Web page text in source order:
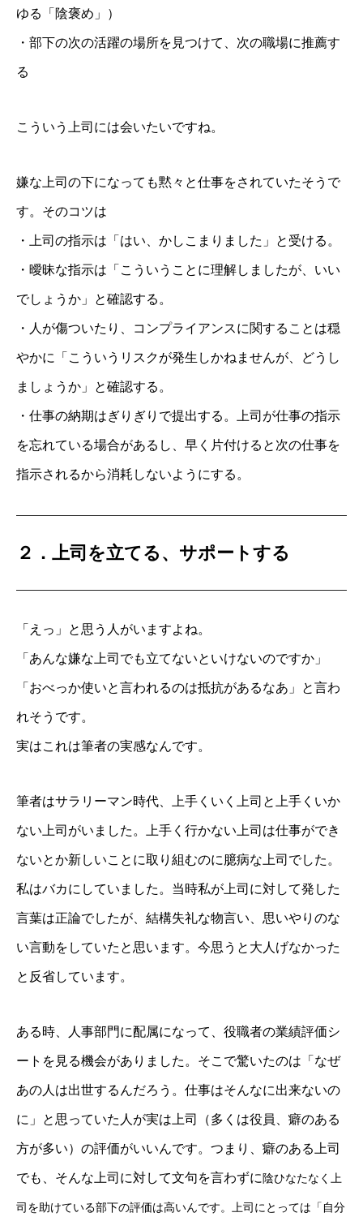
ゆる「陰褒め」）
・部下の次の活躍の場所を見つけて、次の職場に推薦す
る
こういう上司には会いたいですね。
嫌な上司の下になっても黙々と仕事をされていたそうで
す。そのコツは
・上司の指示は「はい、かしこまりました」と受ける。
・曖昧な指示は「こういうことに理解しましたが、いい
でしょうか」と確認する。
・人が傷ついたり、コンプライアンスに関することは穏
やかに「こういうリスクが発生しかねませんが、どうし
ましょうか」と確認する。
・仕事の納期はぎりぎりで提出する。上司が仕事の指示
を忘れている場合があるし、早く片付けると次の仕事を
指示されるから消耗しないようにする。
２．上司を立てる、サポートする
「えっ」と思う人がいますよね。
「あんな嫌な上司でも立てないといけないのですか」
「おべっか使いと言われるのは抵抗があるなあ」と言わ
れそうです。
実はこれは筆者の実感なんです。
筆者はサラリーマン時代、上手くいく上司と上手くいか
ない上司がいました。上手く行かない上司は仕事ができ
ないとか新しいことに取り組むのに臆病な上司でした。
私はバカにしていました。当時私が上司に対して発した
言葉は正論でしたが、結構失礼な物言い、思いやりのな
い言動をしていたと思います。今思うと大人げなかった
と反省しています。
ある時、人事部門に配属になって、役職者の業績評価シ
ートを見る機会がありました。そこで驚いたのは「なぜ
あの人は出世するんだろう。仕事はそんなに出来ないの
に」と思っていた人が実は上司（多くは役員、癖のある
方が多い）の評価がいいんです。つまり、癖のある上司
でも、そんな上司に対して文句を言わずに陰ひなたなく 上
司を助けている部下の評価は高いんです。上司にとっては「自分
研修メニュー
会社案内
BLOG